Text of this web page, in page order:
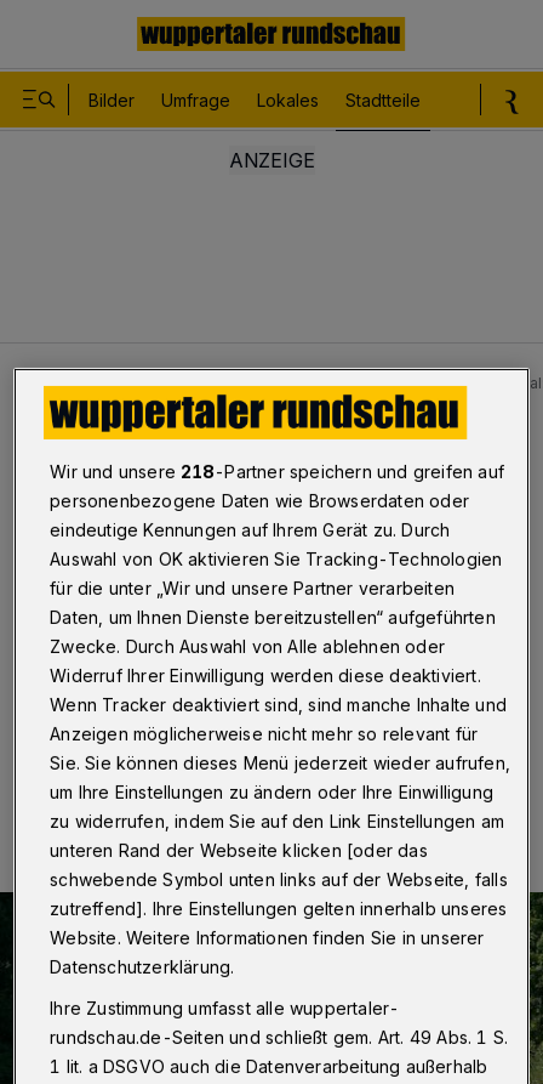
Bilder Umfrage Lokales Stadtteile
Stadtteile Vohwinkel - Sonnborn A 46 in
A 46: Samstag eine Spur
gesperrt
Wuppertal·Die Autobahn GmbH Rheinland sperrt am
Samstag (22. Oktober 2022) auf der A 46 von 8 bis
20 Uhr einen Fahrstreifen in der Baustelle zwischen
dem Sonnborner Kreuz und Haan-Ost.
21.10.2022 , 07:00 Uhr Eine Minute Lesezeit
Wir und unsere 218-Partner speichern und greifen auf
personenbezogene Daten wie Browserdaten oder
eindeutige Kennungen auf Ihrem Gerät zu. Durch
Auswahl von OK aktivieren Sie Tracking-Technologien
für die unter „Wir und unsere Partner verarbeiten
Daten, um Ihnen Dienste bereitzustellen“ aufgeführten
Zwecke. Durch Auswahl von Alle ablehnen oder
Widerruf Ihrer Einwilligung werden diese deaktiviert.
Wenn Tracker deaktiviert sind, sind manche Inhalte und
Anzeigen möglicherweise nicht mehr so relevant für
Sie. Sie können dieses Menü jederzeit wieder aufrufen,
um Ihre Einstellungen zu ändern oder Ihre Einwilligung
zu widerrufen, indem Sie auf den Link Einstellungen am
unteren Rand der Webseite klicken [oder das
schwebende Symbol unten links auf der Webseite, falls
zutreffend]. Ihre Einstellungen gelten innerhalb unseres
Website. Weitere Informationen finden Sie in unserer
Datenschutzerklärung.
Ihre Zustimmung umfasst alle wuppertaler-
rundschau.de-Seiten und schließt gem. Art. 49 Abs. 1 S.
1 lit. a DSGVO auch die Datenverarbeitung außerhalb